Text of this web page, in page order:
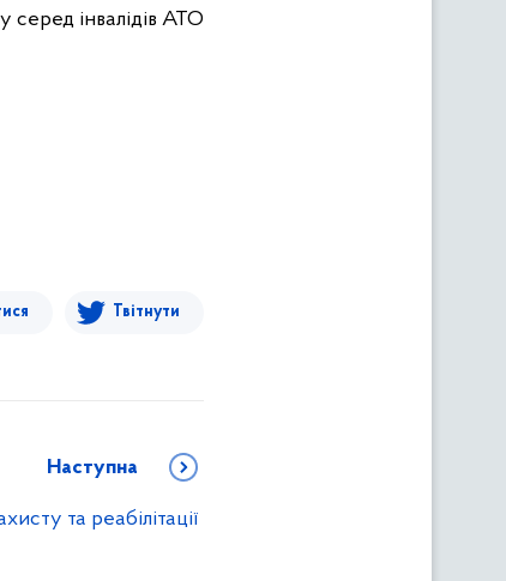
серед інвалідів АТО
Твітнути
Наступна
та реабілітації